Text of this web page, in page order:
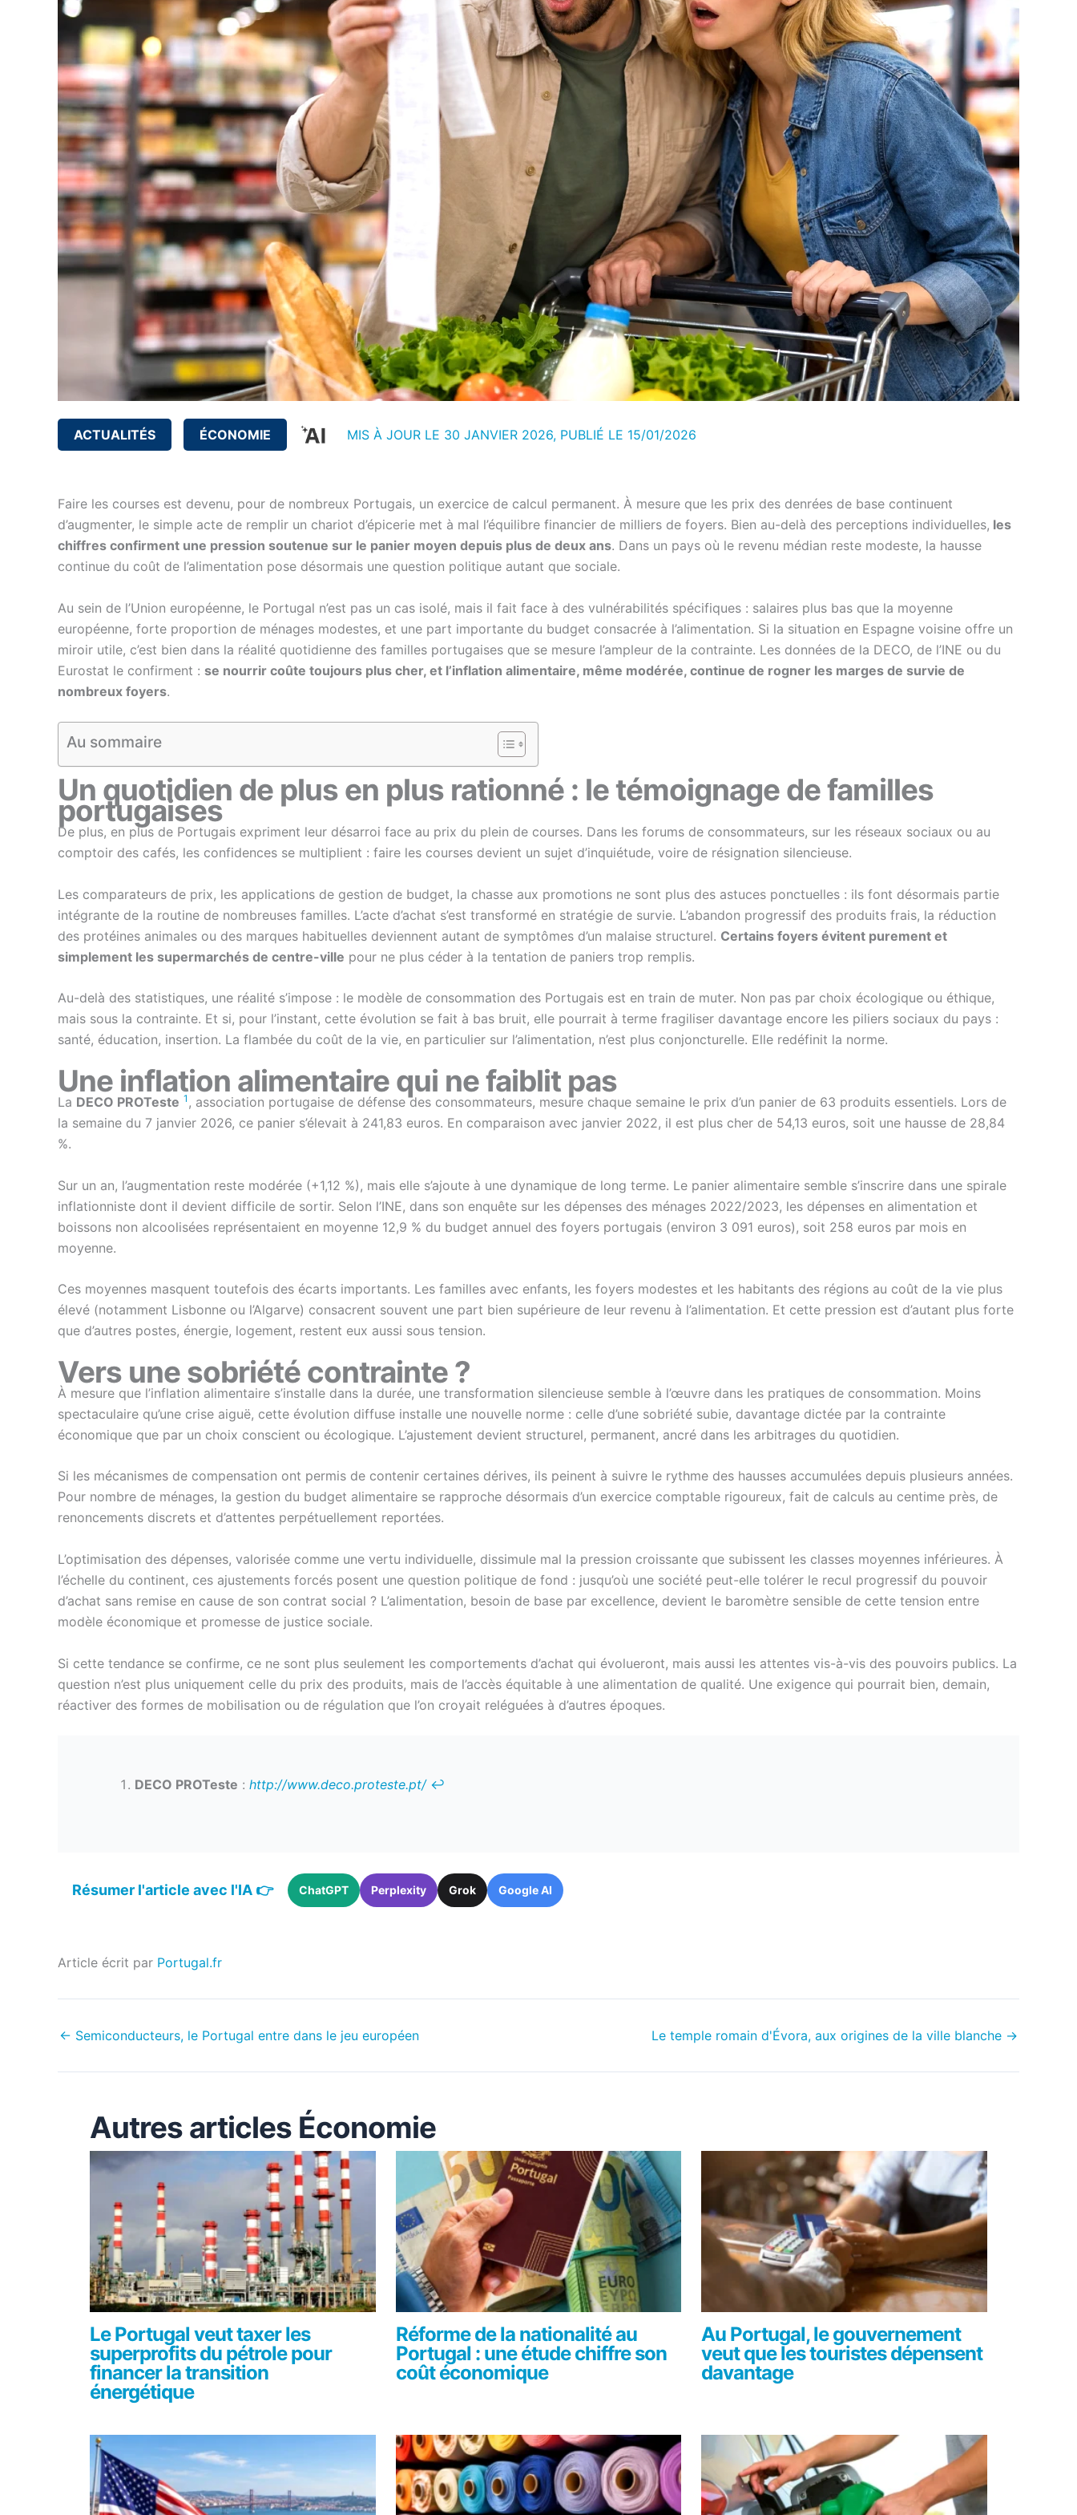
ACTUALITÉS ÉCONOMIE MIS À JOUR LE 30 JANVIER 2026, PUBLIÉ LE 15/01/2026
Faire les courses est devenu, pour de nombreux Portugais, un exercice de calcul permanent. À mesure que les prix des denrées de base continuent
d’augmenter, le simple acte de remplir un chariot d’épicerie met à mal l’équilibre financier de milliers de foyers. Bien au-delà des perceptions individuelles, les
chiffres confirment une pression soutenue sur le panier moyen depuis plus de deux ans. Dans un pays où le revenu médian reste modeste, la hausse
continue du coût de l’alimentation pose désormais une question politique autant que sociale.
Au sein de l’Union européenne, le Portugal n’est pas un cas isolé, mais il fait face à des vulnérabilités spécifiques : salaires plus bas que la moyenne
européenne, forte proportion de ménages modestes, et une part importante du budget consacrée à l’alimentation. Si la situation en Espagne voisine offre un
miroir utile, c’est bien dans la réalité quotidienne des familles portugaises que se mesure l’ampleur de la contrainte. Les données de la DECO, de l’INE ou du
Eurostat le confirment : se nourrir coûte toujours plus cher, et l’inflation alimentaire, même modérée, continue de rogner les marges de survie de
nombreux foyers.
Au sommaire
Un quotidien de plus en plus rationné : le témoignage de familles
portugaises
De plus, en plus de Portugais expriment leur désarroi face au prix du plein de courses. Dans les forums de consommateurs, sur les réseaux sociaux ou au
comptoir des cafés, les confidences se multiplient : faire les courses devient un sujet d’inquiétude, voire de résignation silencieuse.
Les comparateurs de prix, les applications de gestion de budget, la chasse aux promotions ne sont plus des astuces ponctuelles : ils font désormais partie
intégrante de la routine de nombreuses familles. L’acte d’achat s’est transformé en stratégie de survie. L’abandon progressif des produits frais, la réduction
des protéines animales ou des marques habituelles deviennent autant de symptômes d’un malaise structurel. Certains foyers évitent purement et
simplement les supermarchés de centre-ville pour ne plus céder à la tentation de paniers trop remplis.
Au-delà des statistiques, une réalité s’impose : le modèle de consommation des Portugais est en train de muter. Non pas par choix écologique ou éthique,
mais sous la contrainte. Et si, pour l’instant, cette évolution se fait à bas bruit, elle pourrait à terme fragiliser davantage encore les piliers sociaux du pays :
santé, éducation, insertion. La flambée du coût de la vie, en particulier sur l’alimentation, n’est plus conjoncturelle. Elle redéfinit la norme.
Une inflation alimentaire qui ne faiblit pas
La DECO PROTeste 1 , association portugaise de défense des consommateurs, mesure chaque semaine le prix d’un panier de 63 produits essentiels. Lors de
la semaine du 7 janvier 2026, ce panier s’élevait à 241,83 euros. En comparaison avec janvier 2022, il est plus cher de 54,13 euros, soit une hausse de 28,84
%.
Sur un an, l’augmentation reste modérée (+1,12 %), mais elle s’ajoute à une dynamique de long terme. Le panier alimentaire semble s’inscrire dans une spirale
inflationniste dont il devient difficile de sortir. Selon l’INE, dans son enquête sur les dépenses des ménages 2022/2023, les dépenses en alimentation et
boissons non alcoolisées représentaient en moyenne 12,9 % du budget annuel des foyers portugais (environ 3 091 euros), soit 258 euros par mois en
moyenne.
Ces moyennes masquent toutefois des écarts importants. Les familles avec enfants, les foyers modestes et les habitants des régions au coût de la vie plus
élevé (notamment Lisbonne ou l’Algarve) consacrent souvent une part bien supérieure de leur revenu à l’alimentation. Et cette pression est d’autant plus forte
que d’autres postes, énergie, logement, restent eux aussi sous tension.
Vers une sobriété contrainte ?
À mesure que l’inflation alimentaire s’installe dans la durée, une transformation silencieuse semble à l’œuvre dans les pratiques de consommation. Moins
spectaculaire qu’une crise aiguë, cette évolution diffuse installe une nouvelle norme : celle d’une sobriété subie, davantage dictée par la contrainte
économique que par un choix conscient ou écologique. L’ajustement devient structurel, permanent, ancré dans les arbitrages du quotidien.
Si les mécanismes de compensation ont permis de contenir certaines dérives, ils peinent à suivre le rythme des hausses accumulées depuis plusieurs années.
Pour nombre de ménages, la gestion du budget alimentaire se rapproche désormais d’un exercice comptable rigoureux, fait de calculs au centime près, de
renoncements discrets et d’attentes perpétuellement reportées.
L’optimisation des dépenses, valorisée comme une vertu individuelle, dissimule mal la pression croissante que subissent les classes moyennes inférieures. À
l’échelle du continent, ces ajustements forcés posent une question politique de fond : jusqu’où une société peut-elle tolérer le recul progressif du pouvoir
d’achat sans remise en cause de son contrat social ? L’alimentation, besoin de base par excellence, devient le baromètre sensible de cette tension entre
modèle économique et promesse de justice sociale.
Si cette tendance se confirme, ce ne sont plus seulement les comportements d’achat qui évolueront, mais aussi les attentes vis-à-vis des pouvoirs publics. La
question n’est plus uniquement celle du prix des produits, mais de l’accès équitable à une alimentation de qualité. Une exigence qui pourrait bien, demain,
réactiver des formes de mobilisation ou de régulation que l’on croyait reléguées à d’autres époques.
DECO PROTeste : http://www.deco.proteste.pt/ ↩︎
Résumer l'article avec l'IA 👉 ChatGPT Perplexity Grok Google AI
Article écrit par Portugal.fr
← Semiconducteurs, le Portugal entre dans le jeu européen Le temple romain d'Évora, aux origines de la ville blanche →
Autres articles Économie
Le Portugal veut taxer les
superprofits du pétrole pour
financer la transition
énergétique
Réforme de la nationalité au
Portugal : une étude chiffre son
coût économique
Au Portugal, le gouvernement
veut que les touristes dépensent
davantage